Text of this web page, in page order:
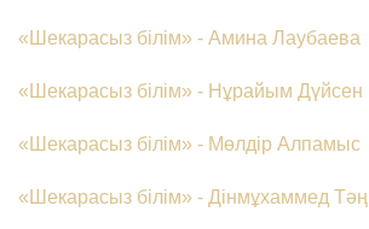
«Шекарасыз білім» - Амина Лаубаева
«Шекарасыз білім» - Нұрайым Дүйсен
«Шекарасыз білім» - Мөлдір Алпамыс
«Шекарасыз білім» - Дінмұхаммед